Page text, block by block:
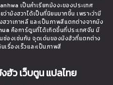
เป็นคำเรียกมังงะของประเทศ
ว่ามังฮวาได้เป็นที่นิยมมากขึ้น เพราะว่ามี
วาเกาหลี และเป็นภาพสีแตกต่างจากมัง
คือการ์ตูนที่ได้เกิดขึ้นที่ประเทศจีน มี
ช่องเช่นกัน จุดเด่นของมังฮัวที่แตกต่าง
เรื่องเร็วและเป็นภาพสี
ฮัว เว็บตูน แปลไทย